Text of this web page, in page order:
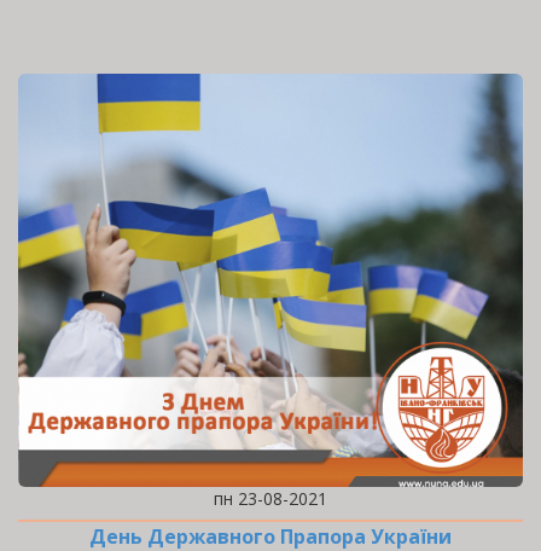
пн 23-08-2021
День Державного Прапора України